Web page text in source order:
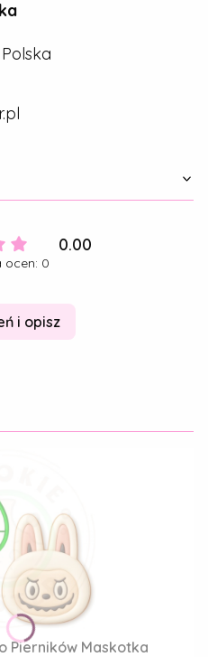
0.00
ocen: 0
i opisz
Pierników Maskotka